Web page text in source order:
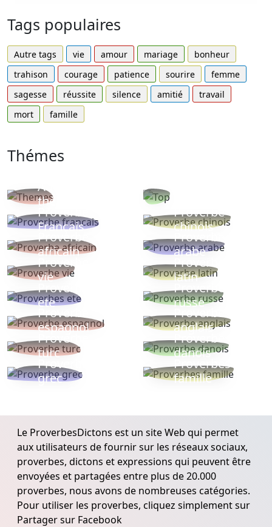
Tags populaires
Autre tags vie amour mariage
bonheur
trahison
courage patience sourire
femme
sagesse
réussite silence amitié
travail
mort
famille
Thémes
Autres
thèmes
Proverbe
Français
Proverbe
chinois
Proverbe
africain
Proverbe
arabe
Proverbe
vie
Proverbe
latin
Proverbes
ete
Proverbe
russe
Proverbe
espagnol
Proverbe
anglais
Proverbe
turc
Proverbe
danois
Proverbe
grec
Proverbes
famille
Le ProverbesDictons est un site Web qui permet
aux utilisateurs de fournir sur les réseaux sociaux,
proverbes, dictons et expressions qui peuvent être
envoyées et partagées entre plus de 20.000
proverbes, nous avons de nombreuses catégories.
Pour utiliser les proverbes, cliquez simplement sur
Partager sur Facebook